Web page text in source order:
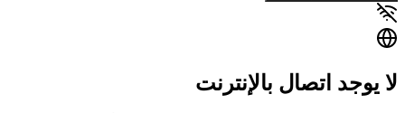
لا يوجد اتصال بالإنترنت